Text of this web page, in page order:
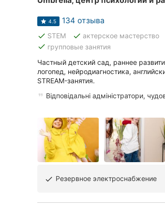
Все рубрики
Все города:
Кропивницкий
Житомир
Тернополь
4.5 134 отзыва
done STEM done актерское мастерство
done групповые занятия
Частный детский сад, раннее
логопед, нейродиагностика,
STREAM-занятия.
Відповідальні адміністратори,
done Резервное электроснабжение